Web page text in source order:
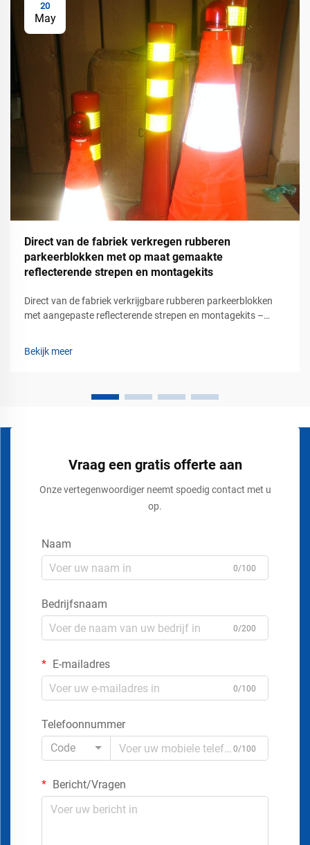
20
May
Direct van de fabriek verkregen rubberen
parkeerblokken met op maat gemaakte
reflecterende strepen en montagekits
Direct van de fabriek verkrijgbare rubberen parkeerblokken
met aangepaste reflecterende strepen en montagekits –
verkeersgebieden. Moderne parkeergebieden vereisen meer
dan geschilderde lijnen en richtingsborden. Winkelcentra,
Bekijk meer
Vraag een gratis offerte aan
Onze vertegenwoordiger neemt spoedig contact met u
op.
Naam
0/100
Bedrijfsnaam
0/200
E-mailadres
0/100
Telefoonnummer
Code
0/100
Bericht/Vragen